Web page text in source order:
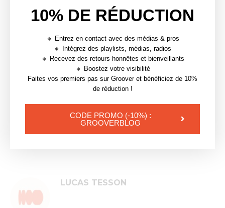
BANDCAMP
GROUPES MUSICIEN MUSICIENS OPTIMISER
LUCAS TESSON
10% DE RÉDUCTION
🔸 Entrez en contact avec des médias & pros
🔸 Intégrez des playlists, médias, radios
🔸 Recevez des retours honnêtes et bienveillants
🔸 Boostez votre visibilité
Faites vos premiers pas sur Groover et bénéficiez de 10%
de réduction !
CODE PROMO (-10%) :
GROOVERBLOG